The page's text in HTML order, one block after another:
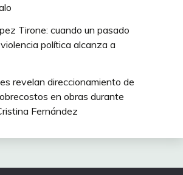
Tirone: cuando un pasado
política alcanza a
revelan direccionamiento de
en obras durante
Fernández